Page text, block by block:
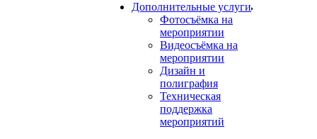
Дополнительные услуги
Фотосъёмка на
мероприятии
Видеосъёмка на
мероприятии
Дизайн и
полиграфия
Техническая
поддержка
мероприятий